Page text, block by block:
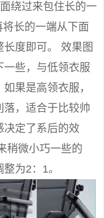
绕过来包住长的一
长的一端从下面
度即可。 效果图
些，与低领衣服
果是高领衣服，
落，适合于比较帅
决定了系后的效
稍微小巧一些的
为2：1。